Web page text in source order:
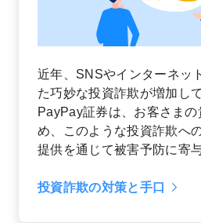
近年、SNSやインターネッ
た巧妙な投資詐欺が増加し
PayPay証券は、お客さま
め、このような投資詐欺へ
提供を通じて被害予防に寄
投資詐欺の対策と手口